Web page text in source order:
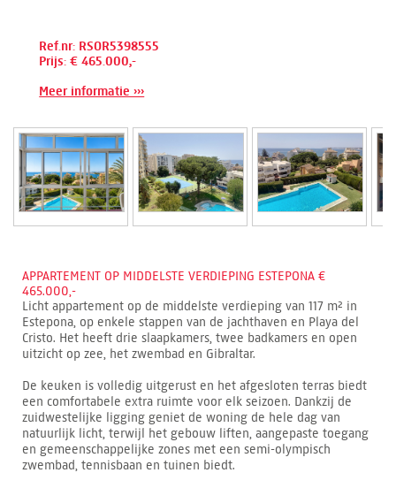
Ref.nr: RSOR5398555
Prijs: € 465.000,-
Meer informatie ›››
APPARTEMENT OP MIDDELSTE VERDIEPING ESTEPONA €
465.000,-
Licht appartement op de middelste verdieping van 117 m² in
Estepona, op enkele stappen van de jachthaven en Playa del
Cristo. Het heeft drie slaapkamers, twee badkamers en open
uitzicht op zee, het zwembad en Gibraltar.
De keuken is volledig uitgerust en het afgesloten terras biedt
een comfortabele extra ruimte voor elk seizoen. Dankzij de
zuidwestelijke ligging geniet de woning de hele dag van
natuurlijk licht, terwijl het gebouw liften, aangepaste toegang
en gemeenschappelijke zones met een semi-olympisch
zwembad, tennisbaan en tuinen biedt.